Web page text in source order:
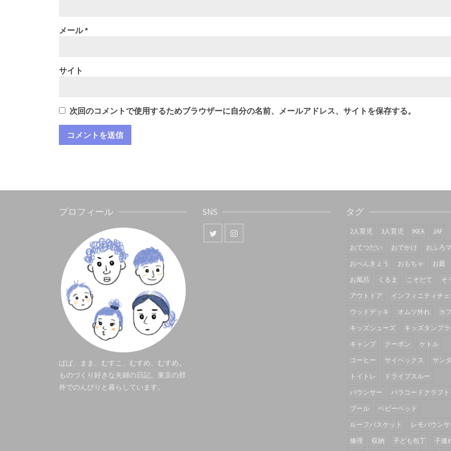
メール*
サイト
次回のコメントで使用するためブラウザーに自分の名前、メールアドレス、サイトを保存する。
プロフィール
ぱぱ、まま、むすこ、むすめ、むすめ。
ものづくり好きな夫婦の日記。東京の郊
外でのんびりと暮らしています。
SNS タグ
2人育児 3人育児 IKEA
JAF
おてつだい
おでかけ
おふろ
おべんきょう
おもちゃ
お庭
お風呂
くるま こそだて
そ
アウトドア
インフィニティチ
ウッドデッキ
オムツ外れ
カ
キッズシューズ
キッズタンブ
キャンプ
クーポン
ケトル
コーヒー
サイベックス
サン
トイトレ
ドライブスルー
バウンサー
パラコードクラフト
プール
ベビーベッド
ルーフバスケット
レモバウン
修理
収納 子ども包丁 子連